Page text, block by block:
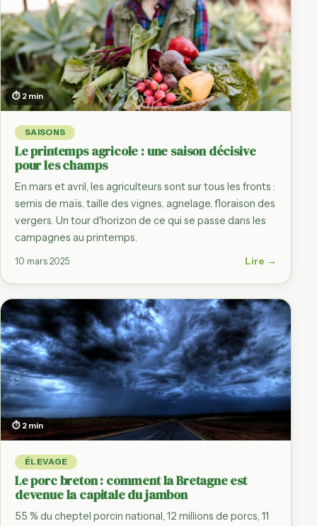
⏱ 2 min
SAISONS
Le printemps agricole : une saison décisive
pour les champs
En mars et avril, les agriculteurs sont sur tous les fronts :
semis de maïs, taille des vignes, agnelage, floraison des
vergers. Un tour d'horizon de ce qui se passe dans les
campagnes au printemps.
10 mars 2025 Lire →
⏱ 2 min
ÉLEVAGE
Le porc breton : comment la Bretagne est
devenue la capitale du jambon
55 % du cheptel porcin national, 12 millions de porcs, 11